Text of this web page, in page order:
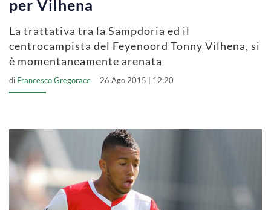
per Vilhena
La trattativa tra la Sampdoria ed il
centrocampista del Feyenoord Tonny Vilhena, si
è momentaneamente arenata
di Francesco Gregorace 26 Ago 2015 | 12:20